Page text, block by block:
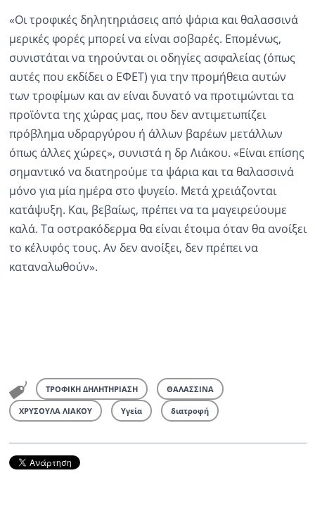
«Οι τροφικές δηλητηριάσεις από ψάρια και θαλασσινά
μερικές φορές μπορεί να είναι σοβαρές. Επομένως,
συνιστάται να τηρούνται οι οδηγίες ασφαλείας (όπως
αυτές που εκδίδει ο ΕΦΕΤ) για την προμήθεια αυτών
των τροφίμων και αν είναι δυνατό να προτιμώνται τα
προϊόντα της χώρας μας, που δεν αντιμετωπίζει
πρόβλημα υδραργύρου ή άλλων βαρέων μετάλλων
όπως άλλες χώρες», συνιστά η δρ Λιάκου. «Είναι επίσης
σημαντικό να διατηρούμε τα ψάρια και τα θαλασσινά
μόνο για μία ημέρα στο ψυγείο. Μετά χρειάζονται
κατάψυξη. Και, βεβαίως, πρέπει να τα μαγειρεύουμε
καλά. Τα οστρακόδερμα θα είναι έτοιμα όταν θα ανοίξει
το κέλυφός τους. Αν δεν ανοίξει, δεν πρέπει να
καταναλωθούν».
ΤΡΟΦΙΚΗ ΔΗΛΗΤΗΡΙΑΣΗ ΘΑΛΑΣΣΙΝΑ
ΧΡΥΣΟΥΛΑ ΛΙΑΚΟΥ Υγεία διατροφή